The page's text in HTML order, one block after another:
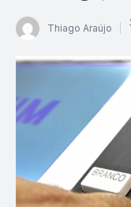
Thiago Araújo